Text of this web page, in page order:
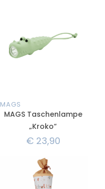
MAGS
MAGS Taschenlampe
„Kroko“
€23,90